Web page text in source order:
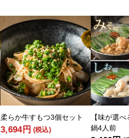
柔らか牛すもつ3個セット
3,694円 (税込)
【味が選
鍋4人前